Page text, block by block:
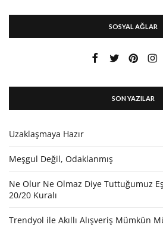
SOSYAL AĞLAR
SON YAZILAR
Uzaklaşmaya Hazır
Meşgul Değil, Odaklanmış
Ne Olur Ne Olmaz Diye Tuttuğumuz
20/20 Kuralı
Trendyol ile Akıllı Alışveriş Mümkün